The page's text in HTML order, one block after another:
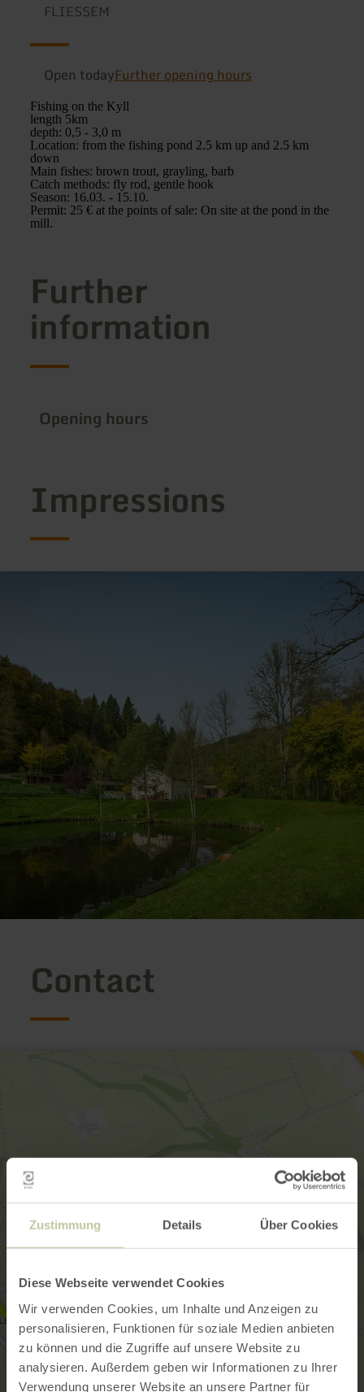
Zustimmung Details Über Cookies
Diese Webseite verwendet Cookies
Wir verwenden Cookies, um Inhalte und Anzeigen zu
personalisieren, Funktionen für soziale Medien anbieten
zu können und die Zugriffe auf unsere Website zu
analysieren. Außerdem geben wir Informationen zu Ihrer
Verwendung unserer Website an unsere Partner für
FLIESSEM
Open todayFurther opening hours
Fishing on the Kyll
length 5km
depth: 0,5 - 3,0 m
Location: from the fishing pond 2.5 km up and 2.5 km
down
Main fishes: brown trout, grayling, barb
Catch methods: fly rod, gentle hook
Season: 16.03. - 15.10.
Permit: 25 € at the points of sale: On site at the pond in the
mill.
Further
information
Opening hours
Impressions
Contact